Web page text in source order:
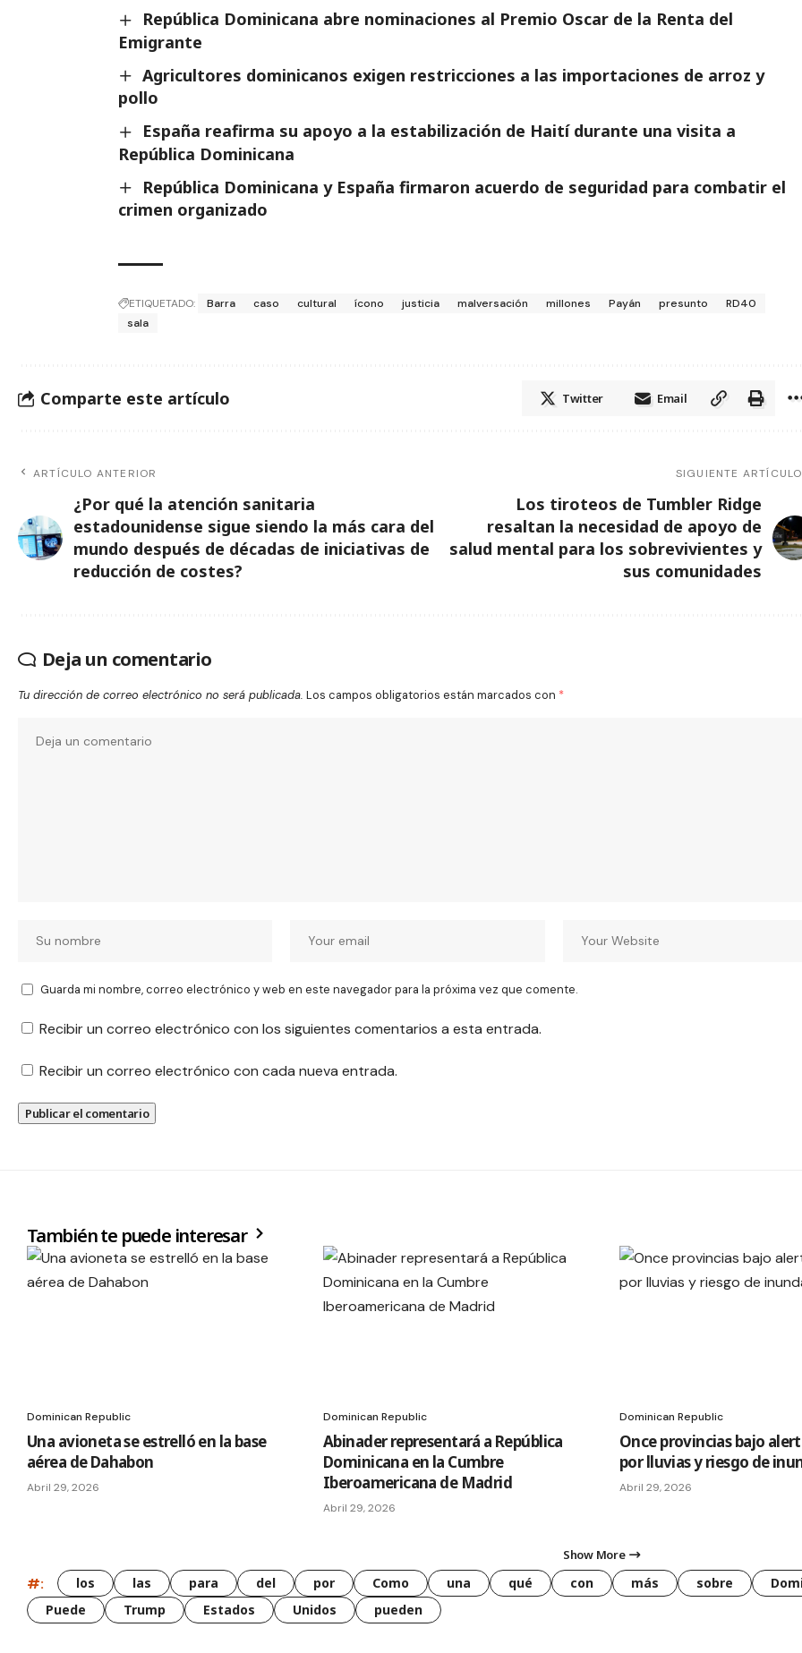
República Dominicana abre nominaciones al Premio Oscar de la Renta del
Emigrante
Agricultores dominicanos exigen restricciones a las importaciones de arroz y
pollo
España reafirma su apoyo a la estabilización de Haití durante una visita a
República Dominicana
República Dominicana y España firmaron acuerdo de seguridad para combatir el
crimen organizado
ETIQUETADO: Barra caso cultural ícono justicia malversación millones Payán presunto
RD40
sala
Comparte este artículo Twitter Email
ARTÍCULO ANTERIOR
¿Por qué la atención sanitaria
estadounidense sigue siendo la más cara del
mundo después de décadas de iniciativas de
reducción de costes?
SIGUIENTE ARTÍCULO
Los tiroteos de Tumbler Ridge
resaltan la necesidad de apoyo de
salud mental para los sobrevivientes y
sus comunidades
Deja un comentario
Tu dirección de correo electrónico no será publicada. Los campos obligatorios están marcados con *
Guarda mi nombre, correo electrónico y web en este navegador para la próxima vez que comente.
Recibir un correo electrónico con los siguientes comentarios a esta entrada.
Recibir un correo electrónico con cada nueva entrada.
También te puede interesar
Dominican Republic
Una avioneta se estrelló en la base
aérea de Dahabon
Abril 29, 2026
Dominican Republic
Abinader representará a República
Dominicana en la Cumbre
Iberoamericana de Madrid
Abril 29, 2026
Dominican Republic
Once provincias bajo
por lluvias y riesgo de
Abril 29, 2026
Show More
#: los las para del por Como una qué con más sobre
Puede
Trump Estados Unidos pueden